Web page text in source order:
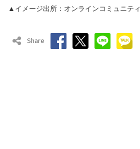
▲イメージ出所：オンラインコミュニティ
Share